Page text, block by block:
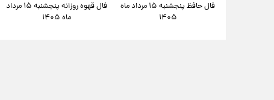
فال حافظ پنجشنبه ۱۵ مرداد ماه
۱۴۰۵
فال قهوه روزانه پنجشنبه ۱۵ مرداد
ماه ۱۴۰۵